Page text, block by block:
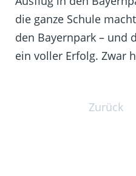
die ganze Schule
den Bayernpark – und
ein voller Erfolg. Zwar
Zurück